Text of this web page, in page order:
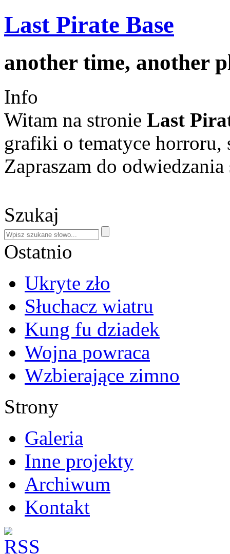
Last Pirate Base
another time, another
Info
Witam na stronie Last
grafiki o tematyce horroru,
Zapraszam do
Szukaj
Ostatnio
Ukryte zło
Słuchacz wiatru
Kung fu dziadek
Wojna powraca
Wzbierające zimno
Strony
Galeria
Inne projekty
Archiwum
Kontakt